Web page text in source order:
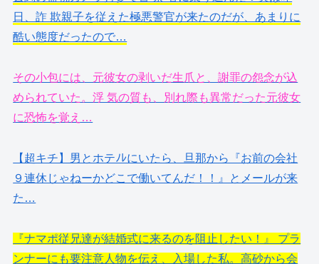
日、詐 欺親子を従えた極悪警官が来たのだが、あまりに
酷い態度だったので…
その小包には、元彼女の剥いだ生爪と、謝罪の怨念が込
められていた。浮 気の質も、別れ際も異常だった元彼女
に恐怖を覚え…
【超キチ】男とホテﾉﾚにいたら、旦那から『お前の会社
９連休じゃねーかどこで働いてんだ！！』とメールが来
た…
『ナマポ従兄達が結婚式に来るのを阻止したい！』 プラ
ンナーにも要注意人物を伝え、入場した私。高砂から会